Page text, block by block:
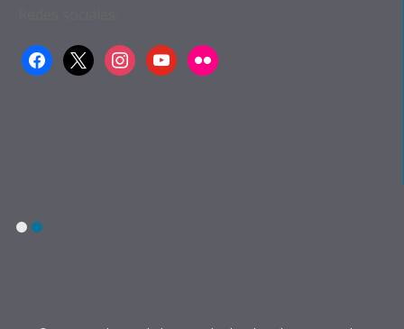
facebook
x instagramyoutubeflickr
1 2